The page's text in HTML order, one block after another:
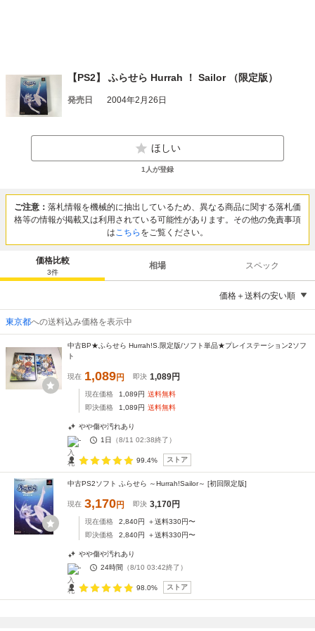
【PS2】 ふらせら Hurrah ！ Sailor （限定版）
発売日 2004年2月26日
ほしい
1 人が登録
ご注意： 落札情報を機械的に抽出しているため、異なる商品に関する落札価
格等の情報が掲載又は利用されている可能性があります。その他の免責事項
はこちら をご覧ください。
価格比較
3件
相場 スペック
価格＋送料の安い順
東京都への送料込み価格を表示中
中古BP★ふらせら Hurrah!S.限定版/ソフト単品★プレイステーション2ソフ
ト
現在 1,089円 即決 1,089円
現在価格 1,089円 送料無料
即決価格
1,089円 送料無料
やや傷や汚れあり
-
1日 （8/11 02:38終了）
99.4% ストア
中古PS2ソフト ふらせら ～Hurrah!Sailor～ [初回限定版]
現在 3,170円 即決 3,170円
現在価格 2,840円 ＋送料330円〜
即決価格
2,840円 ＋送料330円〜
やや傷や汚れあり
-
24時間 （8/10 03:42終了）
98.0% ストア